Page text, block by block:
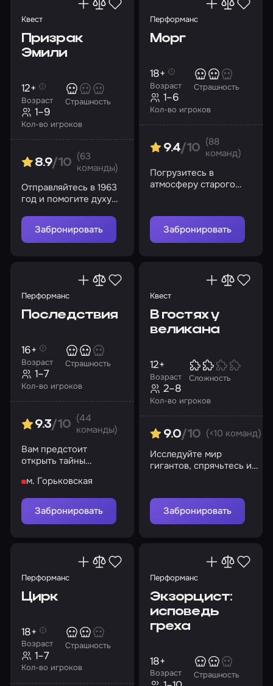
Квест
Призрак
Эмили
Возраст
12+
Страшность
Кол-во игроков
1–9
8.9/10
(63
команды)
Отправляйтесь в 1963
год и помогите духу
Забронировать
Перформанс
Морг
Возраст
18+
Страшность
Кол-во игроков
1–6
9.4/10
(88
команд)
Погрузитесь в
атмосферу старого
на каждом шагу
Забронировать
Перформанс
Последствия
Возраст
16+
Страшность
Кол-во игроков
1–7
9.3/10
(44
команды)
Вам предстоит
открыть тайны
м. Горьковская
Забронировать
Квест
В гостях у
великана
Возраст
12+
Сложность
Кол-во игроков
2–8
9.0/10 (<10 команд)
Исследуйте мир
гигантов, спрячьтесь и
Забронировать
Перформанс
Цирк
Возраст
18+
Страшность
Кол-во игроков
1–7
Перформанс
Экзорцист:
исповедь
греха
Возраст
18+
Страшность